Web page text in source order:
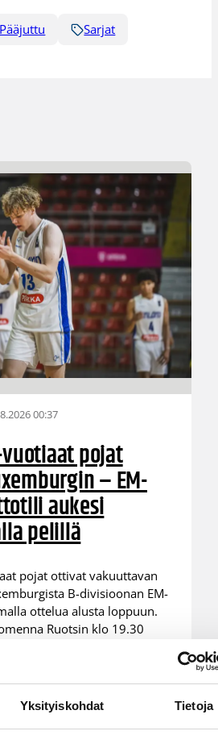
Yksityiskohdat Tietoja
Pääjuttu Sarjat
00:37
pojat
– EM-
aukesi
pelillä
pojat ottivat vakuuttavan
B-divisioonan EM-
ottelua alusta loppuun.
Ruotsin klo 19.30